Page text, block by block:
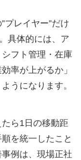
プレイヤー”だけ
具体的には、ア
フト管理・在庫
率が上がるか」
うになります。
ら1日の移動距
を統一したこと
例は、現場正社